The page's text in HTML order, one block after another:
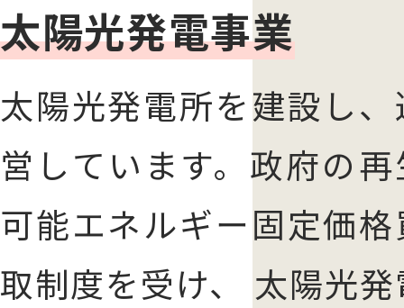
太陽光発電事業
太陽光発電所を建設し、
営しています。政府の再
可能エネルギー固定価格
取制度を受け、 太陽光発